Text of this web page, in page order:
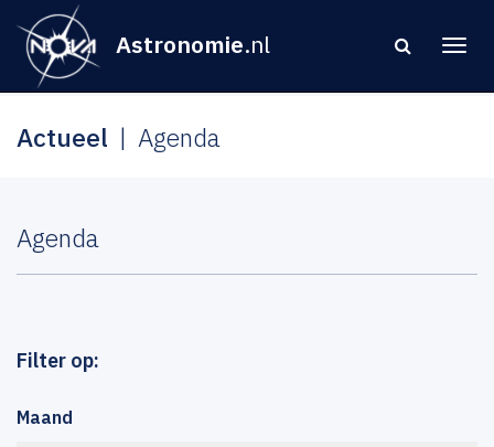
Astronomie.nl
Actueel Agenda
Agenda
Filter op:
Maand